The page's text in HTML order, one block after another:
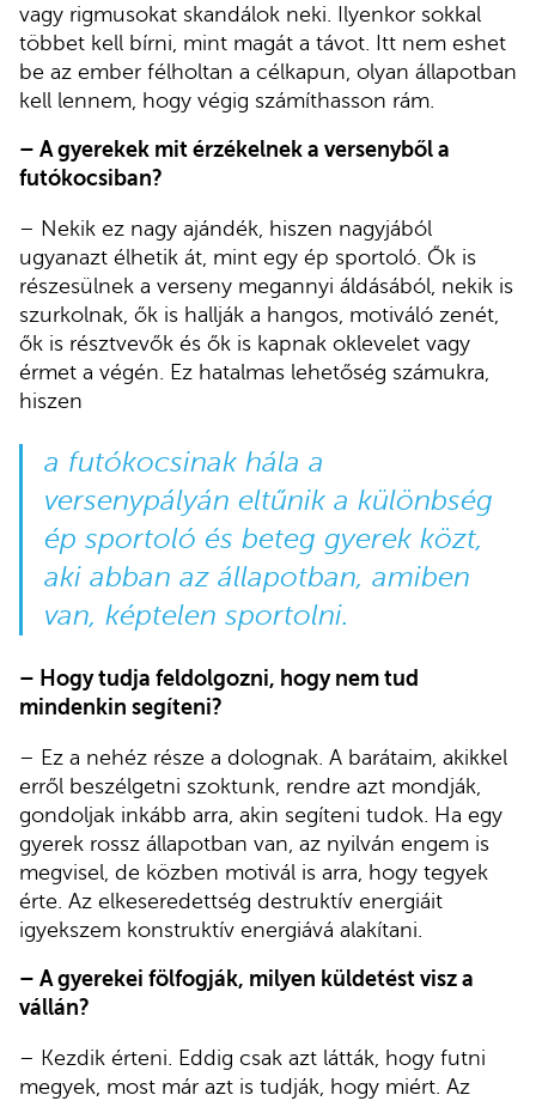
vagy rigmusokat skandálok neki. Ilyenkor sokkal
többet kell bírni, mint magát a távot. Itt nem eshet
be az ember félholtan a célkapun, olyan állapotban
kell lennem, hogy végig számíthasson rám.
– A gyerekek mit érzékelnek a versenyből a
futókocsiban?
– Nekik ez nagy ajándék, hiszen nagyjából
ugyanazt élhetik át, mint egy ép sportoló. Ők is
részesülnek a verseny megannyi áldásából, nekik is
szurkolnak, ők is hallják a hangos, motiváló zenét,
ők is résztvevők és ők is kapnak oklevelet vagy
érmet a végén. Ez hatalmas lehetőség számukra,
hiszen
a futókocsinak hála a
versenypályán eltűnik a különbség
ép sportoló és beteg gyerek közt,
aki abban az állapotban, amiben
van, képtelen sportolni.
– Hogy tudja feldolgozni, hogy nem tud
mindenkin segíteni?
– Ez a nehéz része a dolognak. A barátaim, akikkel
erről beszélgetni szoktunk, rendre azt mondják,
gondoljak inkább arra, akin segíteni tudok. Ha egy
gyerek rossz állapotban van, az nyilván engem is
megvisel, de közben motivál is arra, hogy tegyek
érte. Az elkeseredettség destruktív energiáit
igyekszem konstruktív energiává alakítani.
– A gyerekei fölfogják, milyen küldetést visz a
vállán?
– Kezdik érteni. Eddig csak azt látták, hogy futni
megyek, most már azt is tudják, hogy miért. Az